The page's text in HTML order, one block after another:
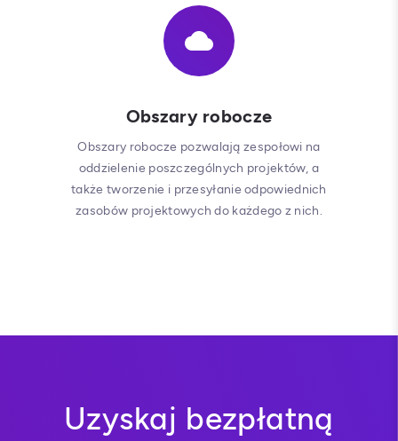
Obszary robocze
Obszary robocze pozwalają zespołowi na
oddzielenie poszczególnych projektów, a
także tworzenie i przesyłanie odpowiednich
zasobów projektowych do każdego z nich.
Uzyskaj bezpłatną